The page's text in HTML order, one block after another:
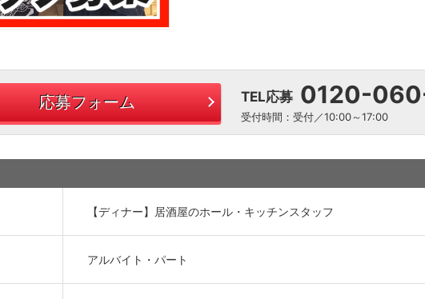
応募フォーム TEL応募 0120-
受付時間：受付／10:00～17:00
【ディナー】居酒屋のホール・キッチンスタッフ
アルバイト・パート